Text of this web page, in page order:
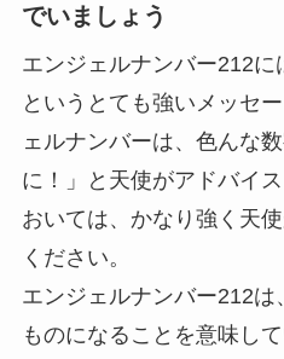
でいましょう
エンジェルナンバー212に
というとても強いメッセ
ェルナンバーは、色んな
に！」と天使がアドバイ
おいては、かなり強く天
ください。
エンジェルナンバー212
ものになることを意味し